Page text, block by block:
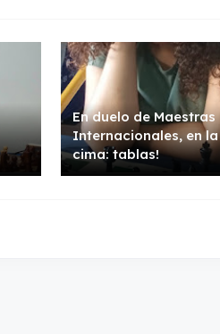
En duelo de Maestras
Internacionales, en la
cima: tablas!